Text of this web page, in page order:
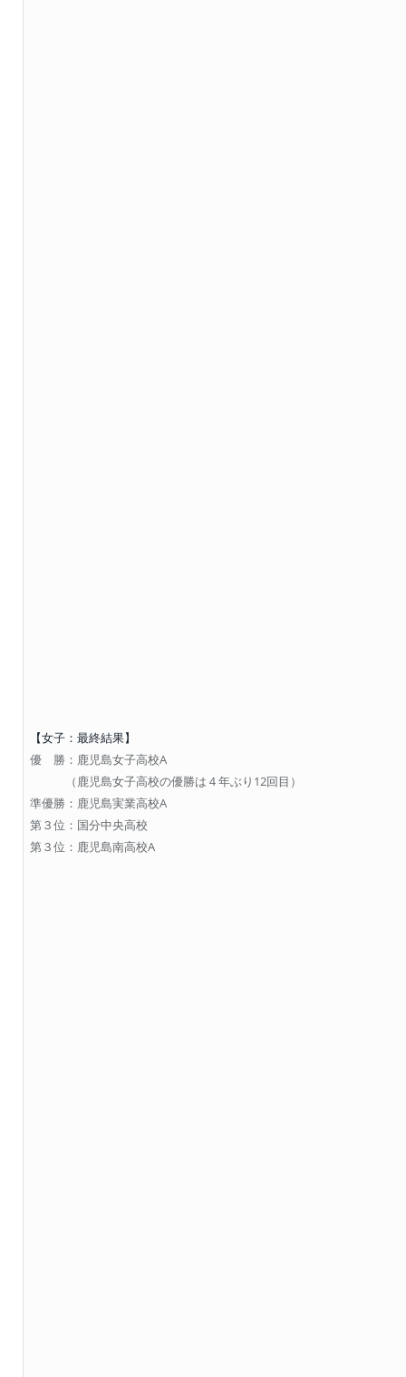
【女子：最終結果】
優 勝：鹿児島女子高校A
（鹿児島女子高校の優勝は４年ぶり12回目）
準優勝：鹿児島実業高校A
第３位：国分中央高校
第３位：鹿児島南高校A